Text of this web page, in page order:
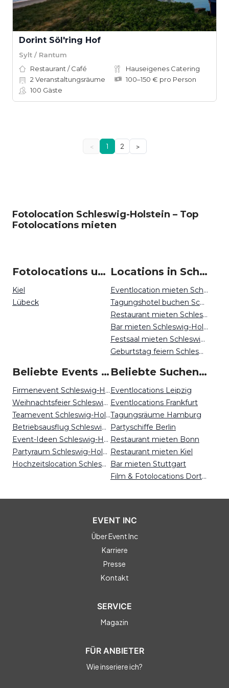
Dorint Söl'ring Hof
Sylt / Rantum
Restaurant / Café
Hauseigenes Catering
2 Veranstaltungsräume
100–150 € pro Person
100 Gäste
< 1 2 >
Fotolocation Schleswig-Holstein – Top
Fotolocations mieten
Fotolocations um Schleswig-Holstein
Kiel
Lübeck
Locations in Schleswig-Holstein mieten
Eventlocation mieten Schleswig-Holstein
Tagungshotel buchen Schleswig-Holstein
Restaurant mieten Schleswig-Holstein
Bar mieten Schleswig-Holstein
Festsaal mieten Schleswig-Holstein
Geburtstag feiern Schleswig-Holstein
Beliebte Events in Schleswig-Holstein
Firmenevent Schleswig-Holstein
Weihnachtsfeier Schleswig-Holstein
Teamevent Schleswig-Holstein
Betriebsausflug Schleswig-Holstein
Event-Ideen Schleswig-Holstein
Partyraum Schleswig-Holstein
Hochzeitslocation Schleswig-Holstein
Beliebte Suchen auf Event Inc
Eventlocations Leipzig
Eventlocations Frankfurt
Tagungsräume Hamburg
Partyschiffe Berlin
Restaurant mieten Bonn
Restaurant mieten Kiel
Bar mieten Stuttgart
Film & Fotolocations Dortmund
EVENT INC
Über Event Inc
Karriere
Presse
Kontakt
SERVICE
Magazin
FÜR ANBIETER
Wie inseriere ich?